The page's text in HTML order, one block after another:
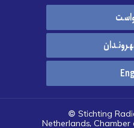
© Stichting
Netherlands,